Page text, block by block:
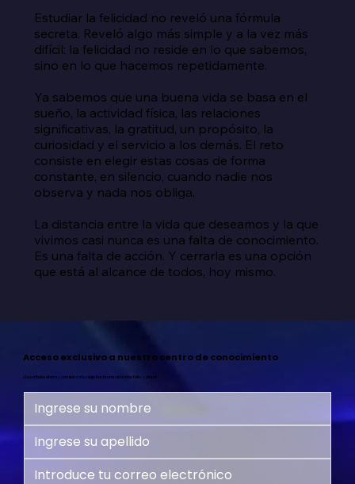
Estudiar la felicidad no reveló una fórmula
secreta. Reveló algo más simple y a la vez más
difícil: la felicidad no reside en lo que sabemos,
sino en lo que hacemos repetidamente.
Ya sabemos que una buena vida se basa en el
sueño, la actividad física, las relaciones
significativas, la gratitud, un propósito, la
curiosidad y el servicio a los demás. El reto
consiste en elegir estas cosas de forma
constante, en silencio, cuando nadie nos
observa y nada nos obliga.
La distancia entre la vida que deseamos y la que
vivimos casi nunca es una falta de conocimiento.
Es una falta de acción. Y cerrarla es una opción
que está al alcance de todos, hoy mismo.
Acceso exclusivo a nuestro centro de conocimiento
¡Suscríbete ahora y comienza tu viaje hacia una vida más feliz y plena!